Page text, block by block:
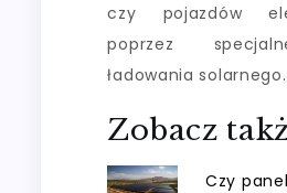
czy pojazdów
poprzez
ładowania solarnego.
Zobacz
Czy